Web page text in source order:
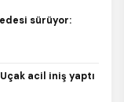
sürüyor:
acil iniş yaptı